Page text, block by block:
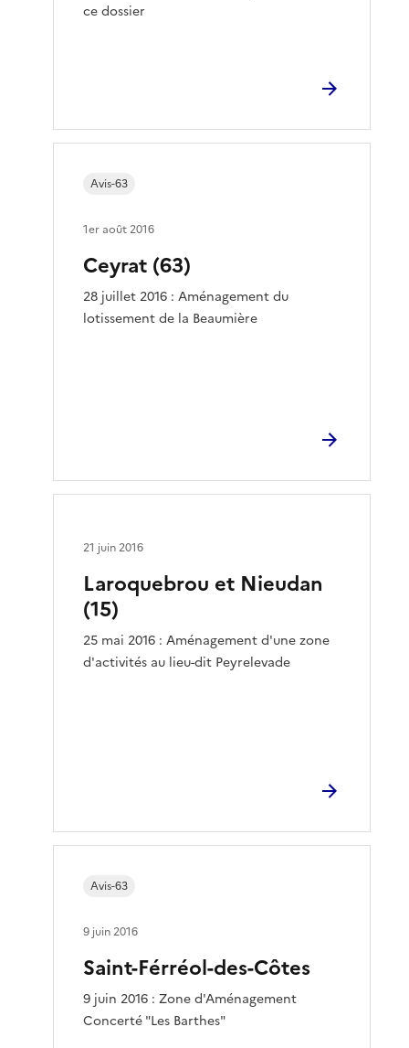
ce dossier
Ceyrat (63)
28 juillet 2016 : Aménagement du
lotissement de la Beaumière
Avis-63
1er août 2016
Laroquebrou et Nieudan
(15)
25 mai 2016 : Aménagement d'une zone
d'activités au lieu-dit Peyrelevade
21 juin 2016
Saint-Férréol-des-Côtes
9 juin 2016 : Zone d'Aménagement
Concerté "Les Barthes"
Avis-63
9 juin 2016